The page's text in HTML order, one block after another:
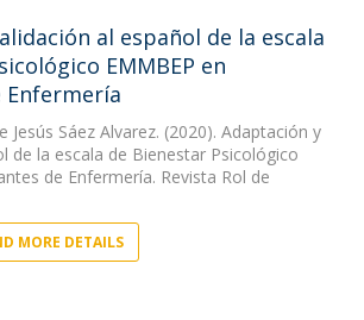
al español de la escala
EMMBEP en
Jesús Sáez Alvarez. (2020). Adaptación y
de la escala de Bienestar Psicológico
de Enfermería. Revista Rol de
MORE DETAILS